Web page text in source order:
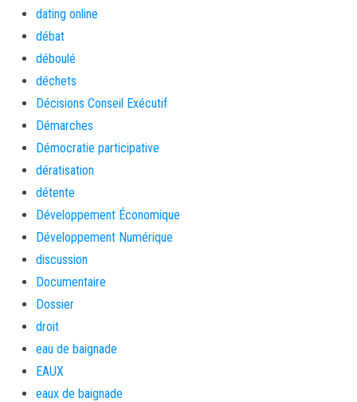
dating online
débat
déboulé
déchets
Décisions Conseil Exécutif
Démarches
Démocratie participative
dératisation
détente
Développement Économique
Développement Numérique
discussion
Documentaire
Dossier
droit
eau de baignade
EAUX
eaux de baignade